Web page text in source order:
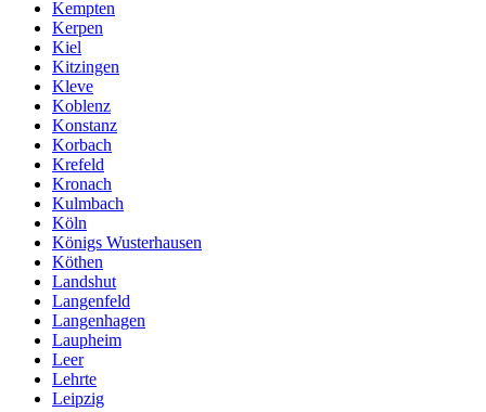
Kempten
Kerpen
Kiel
Kitzingen
Kleve
Koblenz
Konstanz
Korbach
Krefeld
Kronach
Kulmbach
Köln
Königs Wusterhausen
Köthen
Landshut
Langenfeld
Langenhagen
Laupheim
Leer
Lehrte
Leipzig